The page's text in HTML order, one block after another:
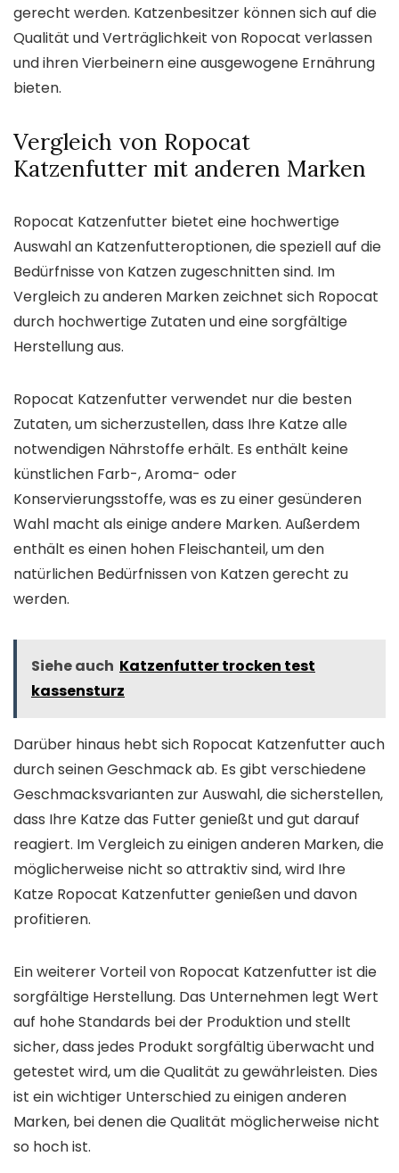
gerecht werden. Katzenbesitzer können sich auf die
Qualität und Verträglichkeit von Ropocat verlassen
und ihren Vierbeinern eine ausgewogene Ernährung
bieten.
Vergleich von Ropocat
Katzenfutter mit anderen Marken
Ropocat Katzenfutter bietet eine hochwertige
Auswahl an Katzenfutteroptionen, die speziell auf die
Bedürfnisse von Katzen zugeschnitten sind. Im
Vergleich zu anderen Marken zeichnet sich Ropocat
durch hochwertige Zutaten und eine sorgfältige
Herstellung aus.
Ropocat Katzenfutter verwendet nur die besten
Zutaten, um sicherzustellen, dass Ihre Katze alle
notwendigen Nährstoffe erhält. Es enthält keine
künstlichen Farb-, Aroma- oder
Konservierungsstoffe, was es zu einer gesünderen
Wahl macht als einige andere Marken. Außerdem
enthält es einen hohen Fleischanteil, um den
natürlichen Bedürfnissen von Katzen gerecht zu
werden.
Siehe auch Katzenfutter trocken test
kassensturz
Darüber hinaus hebt sich Ropocat Katzenfutter auch
durch seinen Geschmack ab. Es gibt verschiedene
Geschmacksvarianten zur Auswahl, die sicherstellen,
dass Ihre Katze das Futter genießt und gut darauf
reagiert. Im Vergleich zu einigen anderen Marken, die
möglicherweise nicht so attraktiv sind, wird Ihre
Katze Ropocat Katzenfutter genießen und davon
profitieren.
Ein weiterer Vorteil von Ropocat Katzenfutter ist die
sorgfältige Herstellung. Das Unternehmen legt Wert
auf hohe Standards bei der Produktion und stellt
sicher, dass jedes Produkt sorgfältig überwacht und
getestet wird, um die Qualität zu gewährleisten. Dies
ist ein wichtiger Unterschied zu einigen anderen
Marken, bei denen die Qualität möglicherweise nicht
so hoch ist.